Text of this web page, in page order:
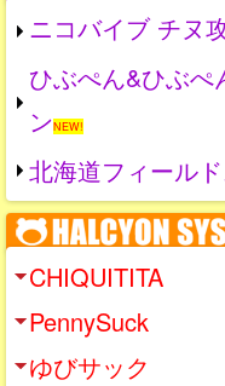
ニコバイブ チヌ
ひぶぺん&ひぶぺ
ンNEW!
北海道フィール
CHIQUITITA
PennySuck
ゆびサック